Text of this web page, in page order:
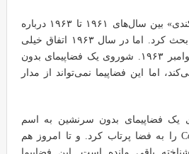
ما درست نمی‌دانیم که «کندی» بین سال‌های ۱۹۶۱ تا ۱۹۶۳ درباره
چه موضوعاتی با شوروی بحث کرد. اما در سال ۱۹۶۳ اتفاق خیلی
جالبی روی داد. در یازده نوامبر ۱۹۶۳. شوروی یک فضاپیمای بدون
اما این فضاپیما نمی‌تواند از مدار
یک فضاپیمای بدون سرنشین به اسم
«کاسموس ۲۱» Cosmos 21 را به فضا پرتاب کرد. و تا امروز هم